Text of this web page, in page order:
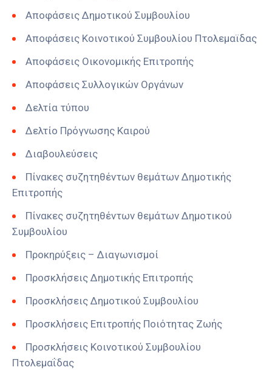
Αποφάσεις Δημοτικού Συμβουλίου
Αποφάσεις Κοινοτικού Συμβουλίου Πτολεμαϊδας
Αποφάσεις Οικονομικής Επιτροπής
Αποφάσεις Συλλογικών Οργάνων
Δελτία τύπου
Δελτίο Πρόγνωσης Καιρού
Διαβουλεύσεις
Πίνακες συζητηθέντων θεμάτων Δημοτικής
Επιτροπής
Πίνακες συζητηθέντων θεμάτων Δημοτικού
Συμβουλίου
Προκηρύξεις – Διαγωνισμοί
Προσκλήσεις Δημοτικής Επιτροπής
Προσκλήσεις Δημοτικού Συμβουλίου
Προσκλήσεις Επιτροπής Ποιότητας Ζωής
Προσκλήσεις Κοινοτικού Συμβουλίου
Πτολεμαΐδας